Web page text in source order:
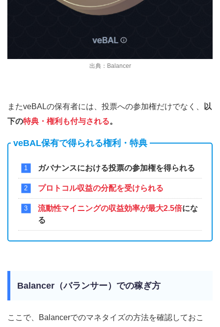
出典：Balancer
またveBALの保有者には、投票への参加権だけでなく、
以
下の特典・権利も付与される。
veBAL保有で得られる権利・特典
ガバナンスにおける投票の参加権を得られる
プロトコル収益の分配を受けられる
流動性マイニングの収益効率が最大2.5倍にな
る
Balancer（バランサー）での稼ぎ方
ここで、Balancerでのマネタイズの方法を確認しておこ